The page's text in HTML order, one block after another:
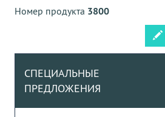
Номер продукта 3800
СПЕЦИАЛЬНЫЕ
ПРЕДЛОЖЕНИЯ